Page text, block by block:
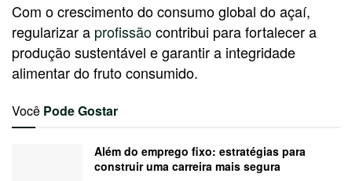
Com o crescimento do consumo global do açaí,
regularizar a profissãocontribui para fortalecer a
produção sustentável e garantir a integridade
alimentar do fruto consumido.
Você Pode Gostar
Além do emprego fixo: estratégias para
construir uma carreira mais segura